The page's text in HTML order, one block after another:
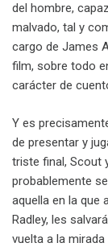
del hombre,
malvado, tal y
cargo de James
film, sobre todo
carácter de
Y es
de presentar y
triste final, Scout
probablemente
aquella en la que
Radley, les
vuelta a la